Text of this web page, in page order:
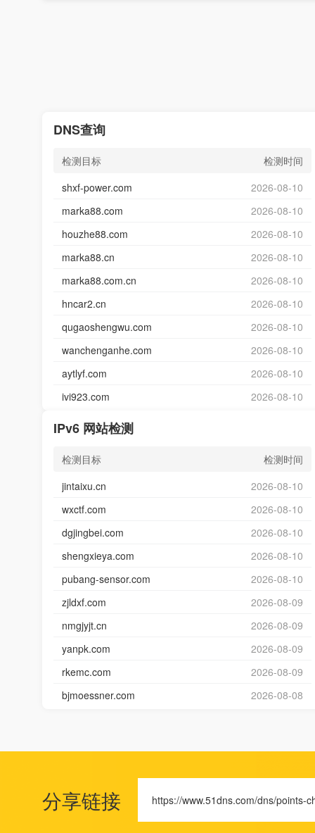
DNS查询
检测目标
检测时间
shxf-power.com
2026-08-10
marka88.com
2026-08-10
houzhe88.com
2026-08-10
marka88.cn
2026-08-10
marka88.com.cn
2026-08-10
hncar2.cn
2026-08-10
qugaoshengwu.com
2026-08-10
wanchenganhe.com
2026-08-10
aytlyf.com
2026-08-10
ivi923.com
2026-08-10
IPv6 网站检测
检测目标
检测时间
jintaixu.cn
2026-08-10
wxctf.com
2026-08-10
dgjingbei.com
2026-08-10
shengxieya.com
2026-08-10
pubang-sensor.com
2026-08-10
zjldxf.com
2026-08-09
nmgjyjt.cn
2026-08-09
yanpk.com
2026-08-09
rkemc.com
2026-08-09
bjmoessner.com
2026-08-08
分享链接 https://www.51dns.com/dns/points-